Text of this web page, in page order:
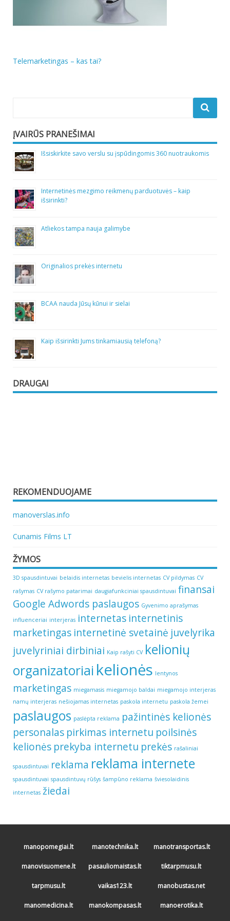
Navigacija
Telemarketingas – kas tai?
ĮVAIRŪS PRANEŠIMAI
Išsiskirkite savo verslu su įspūdingomis 360 nuotraukomis
Internetinės mezgimo reikmenų parduotuvės – kaip
išsirinkti?
Atliekos tampa nauja galimybe
Originalios prekės internetu
BCAA nauda Jūsų kūnui ir sielai
Kaip išsirinkti Jums tinkamiausią telefoną?
DRAUGAI
REKOMENDUOJAME
manoverslas.info
Cunamis Films LT
ŽYMOS
3D spausdintuvai belaidis internetas bevielis internetas CV pildymas CV
rašymas CV rašymo patarimai daugiafunkciniai spausdintuvai finansai
Google Adwords paslaugos Gyvenimo aprašymas
influenceriai interjeras internetas internetinis
marketingas internetinė svetainė juvelyrika
juvelyriniai dirbiniai Kaip rašyti CV kelionių
organizatoriai kelionės lentynos
marketingas miegamasis miegamojo baldai miegamojo interjeras
namų interjeras nešiojamas internetas paskola internetu paskola žemei
paslaugos paslėpta reklama pažintinės kelionės
personalas pirkimas internetu poilsinės
kelionės prekyba internetu prekės rašaliniai
spausdintuvai reklama reklama internete
spausdintuvai spausdintuvų rūšys šampūno reklama šviesolaidinis
internetas žiedai
manopomegiai.lt manotechnika.lt manotransportas.lt
manovisuomene.lt pasauliomaistas.lt tiktarpmusu.lt
tarpmusu.lt vaikas123.lt manobustas.net
manomedicina.lt manokompasas.lt manoerotika.lt